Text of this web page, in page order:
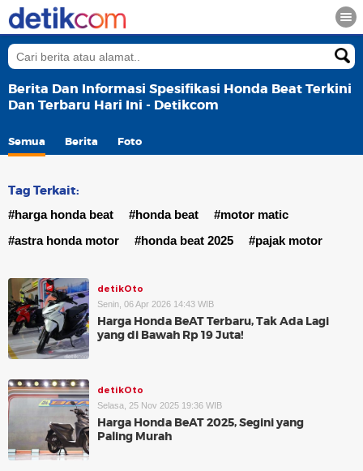
Berita Dan Informasi Spesifikasi Honda Beat Terkini
Dan Terbaru Hari Ini - Detikcom
Semua Berita Foto
Tag Terkait:
#harga honda beat #honda beat
#motor matic
#astra honda motor
#honda beat 2025 #pajak motor
detikOto
Senin, 06 Apr 2026 14:43 WIB
Harga Honda BeAT Terbaru, Tak Ada Lagi
yang di Bawah Rp 19 Juta!
detikOto
Selasa, 25 Nov 2025 19:36 WIB
Harga Honda BeAT 2025, Segini yang
Paling Murah